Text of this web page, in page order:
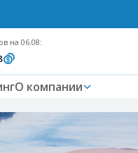
на 06.08:
О компании